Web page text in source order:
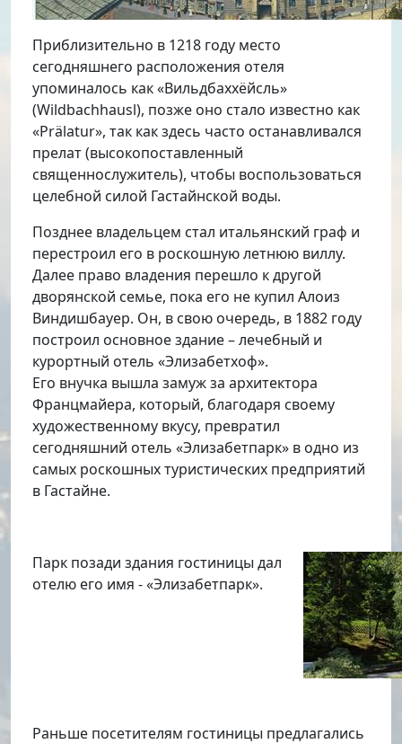
Приблизительно в 1218 году место
сегодняшнего расположения отеля
упоминалось как «Вильдбаххёйсль»
(Wildbachhausl), позже оно стало известно как
«Prälatur», так как здесь часто останавливался
прелат (высокопоставленный
священнослужитель), чтобы воспользоваться
целебной силой Гастайнской воды.
Позднее владельцем стал итальянский граф и
перестроил его в роскошную летнюю виллу.
Далее право владения перешло к другой
дворянской семье, пока его не купил Алоиз
Виндишбауер. Он, в свою очередь, в 1882 году
построил основное здание – лечебный и
курортный отель «Элизабетхоф».
Его внучка вышла замуж за архитектора
Францмайера, который, благодаря своему
художественному вкусу, превратил
сегодняшний отель «Элизабетпарк» в одно из
самых роскошных туристических предприятий
в Гастайне.
Парк позади здания гостиницы дал
отелю его имя - «Элизабетпарк».
Раньше посетителям гостиницы предлагались